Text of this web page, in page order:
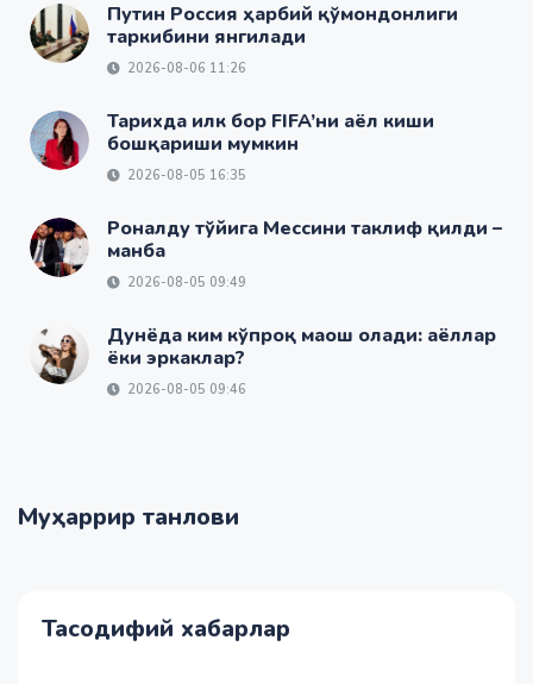
Путин Россия ҳарбий қўмондонлиги
таркибини янгилади
2026-08-06 11:26
Тарихда илк бор FIFA’ни аёл киши
бошқариши мумкин
2026-08-05 16:35
Роналду тўйига Мессини таклиф қилди –
манба
2026-08-05 09:49
Дунёда ким кўпроқ маош олади: аёллар
ёки эркаклар?
2026-08-05 09:46
Муҳаррир танлови
Тасодифий хабарлар